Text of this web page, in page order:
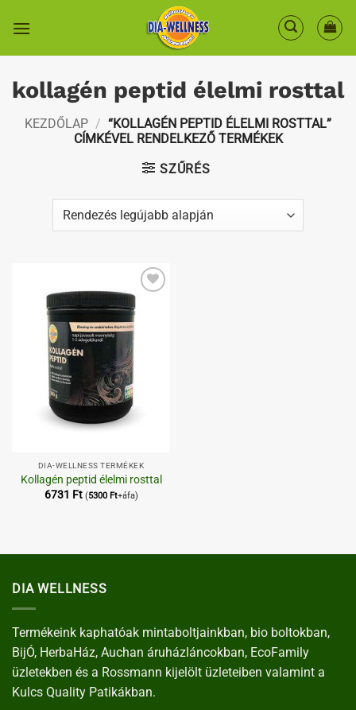
kollagén peptid élelmi rosttal
KEZDŐLAP / “KOLLAGÉN PEPTID ÉLELMI ROSTTAL”
CÍMKÉVEL RENDELKEZŐ TERMÉKEK
SZŰRÉS
Kedvenceimhez
DIA-WELLNESS TERMÉKEK
Kollagén peptid élelmi rosttal
6731 Ft (5300 Ft+áfa)
DIA WELLNESS
Termékeink kaphatóak mintaboltjainkban, bio boltokban,
BijÓ, HerbaHáz, Auchan áruházláncokban, EcoFamily
üzletekben és a Rossmann kijelölt üzleteiben valamint a
Kulcs Quality Patikákban.